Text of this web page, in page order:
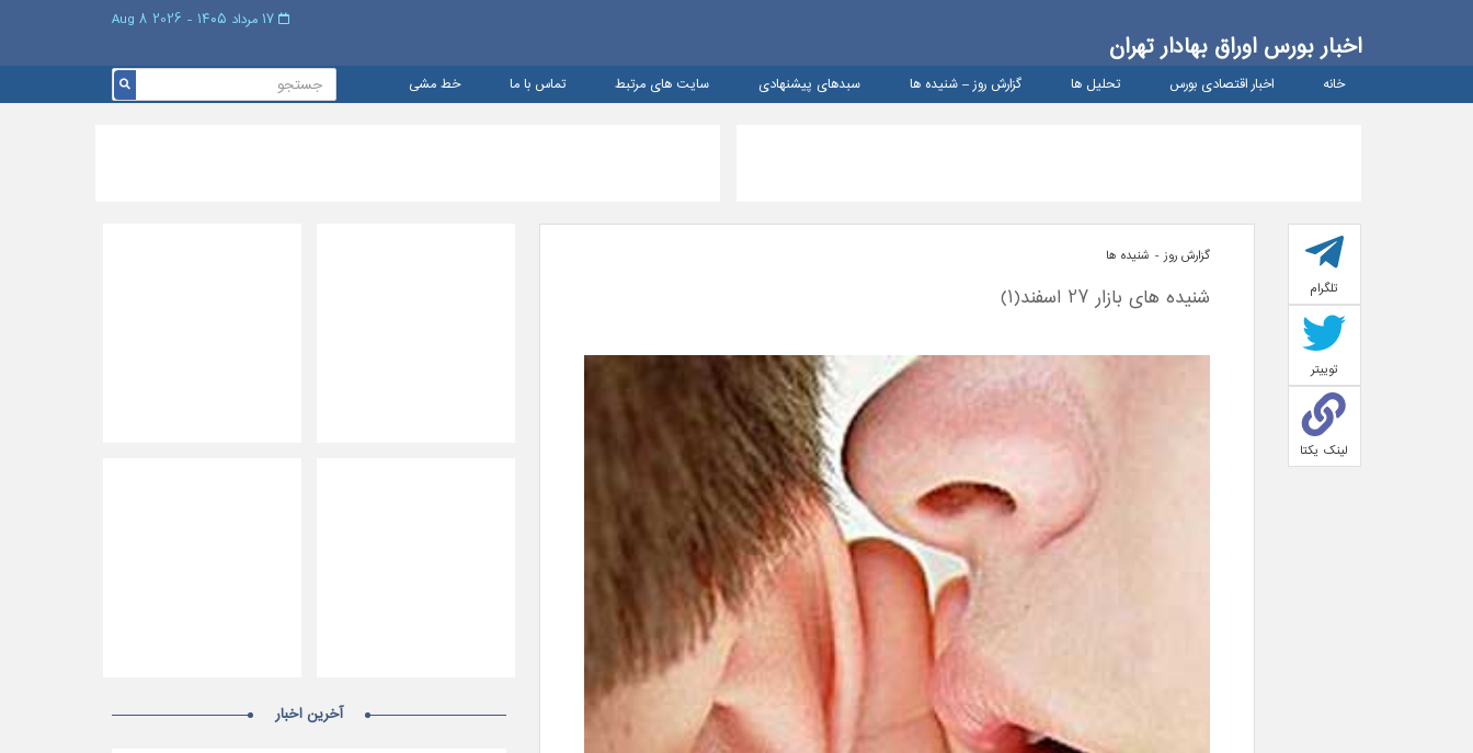
اخبار بورس اوراق بهادار تهران
خانه اخبار اقتصادی بورس تحلیل ها گزارش روز – شنيده ها سبدهای پیشنهادی سایت های مرتبط تماس با ما خط مشی
تلگرام
توییتر
لینک یکتا
گزارش روز - شنيده ها
شنیده های بازار 27 اسفند(1)
آخرین اخبار